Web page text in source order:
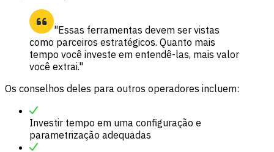
"Essas ferramentas devem ser vistas
como parceiros estratégicos. Quanto mais
tempo você investe em entendê-las, mais valor
você extrai."
Os conselhos deles para outros operadores incluem:
Investir tempo em uma configuração e
parametrização adequadas